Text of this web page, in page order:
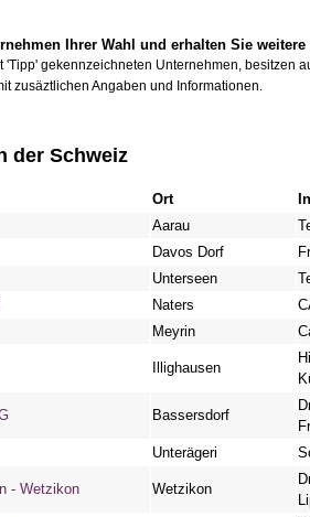
Ihrer Wahl und erhalten Sie
'Tipp' gekennzeichneten Unternehmen, besitzen
zusäztlichen Angaben und Informationen.
der Schweiz
Ort
Aarau
Davos Dorf
Unterseen
Naters
Meyrin
Illighausen
Bassersdorf
Unterägeri
- Wetzikon Wetzikon